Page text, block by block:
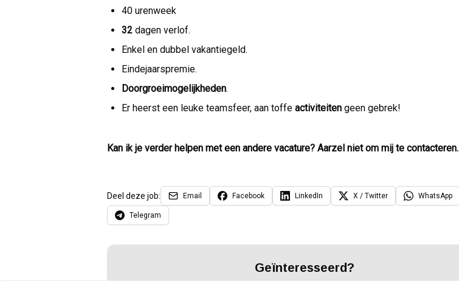
40 urenweek
32 dagen verlof.
Enkel en dubbel vakantiegeld.
Eindejaarspremie.
Doorgroeimogelijkheden.
Er heerst een leuke teamsfeer, aan toffe activiteiten geen gebrek!
Kan ik je verder helpen met een andere vacature? Aarzel niet om mij te contacteren.
Deel deze job: Email Facebook LinkedIn X / Twitter WhatsApp
Telegram
Geïnteresseerd?